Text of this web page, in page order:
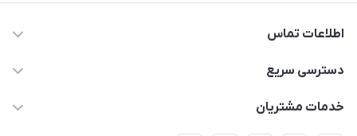
اطلاعات تماس
09375482200
دسترسی سریع
حساب کاربری
خدمات مشتریان